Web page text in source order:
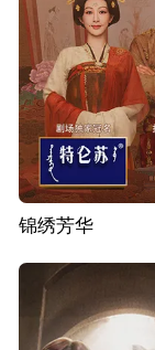
锦绣芳华